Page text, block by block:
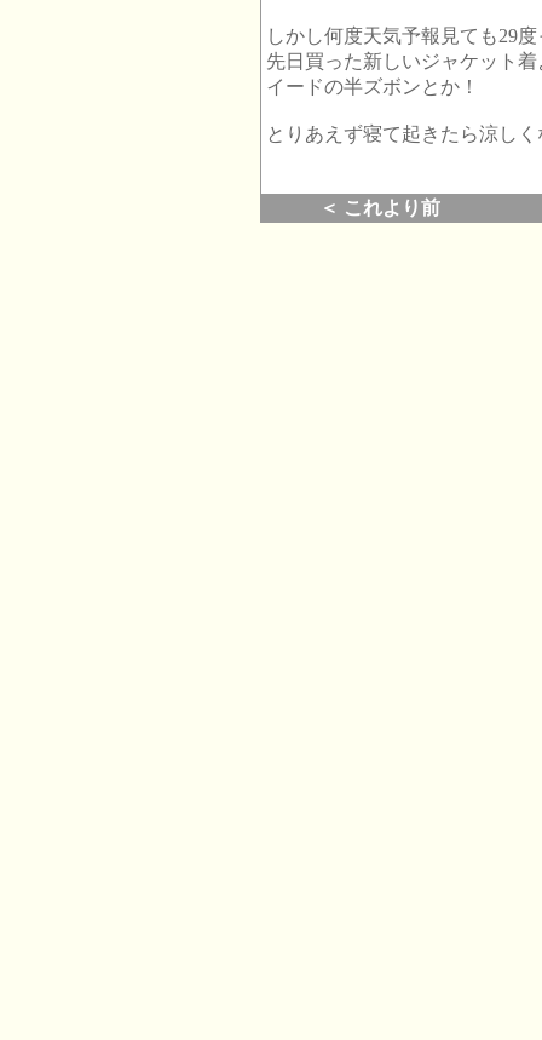
しかし何度天気予報見ても29
先日買った新しいジャケット
イードの半ズボンとか！
とりあえず寝て起きたら涼し
＜ これより前